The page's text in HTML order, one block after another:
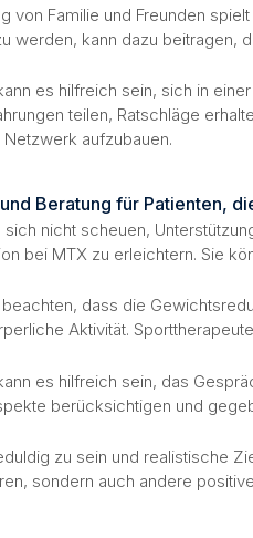
von Familie und Freunden
werden, kann dazu beitragen,
es hilfreich sein, sich in
teilen, Ratschläge
aufzubauen.
Beratung für Patienten,
sich nicht scheuen,
bei MTX zu erleichtern. Sie
dass die
Aktivität.
es hilfreich sein, das
berücksichtigen und
zu sein und realistische
sondern auch andere